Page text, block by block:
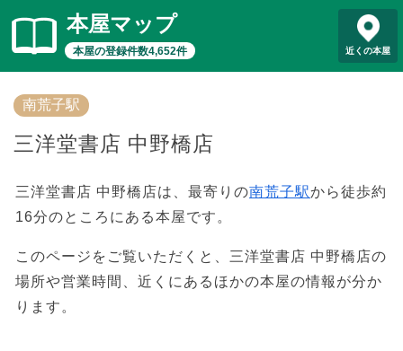
本屋マップ
本屋の登録件数4,652件 近くの本屋
南荒子駅
三洋堂書店 中野橋店
三洋堂書店 中野橋店は、最寄りの南荒子駅から徒歩約
16分のところにある本屋です。
このページをご覧いただくと、三洋堂書店 中野橋店の
場所や営業時間、近くにあるほかの本屋の情報が分か
ります。